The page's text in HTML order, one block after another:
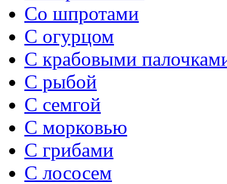
Со шпротами
С огурцом
С крабовыми
С рыбой
С семгой
С морковью
С грибами
С лососем